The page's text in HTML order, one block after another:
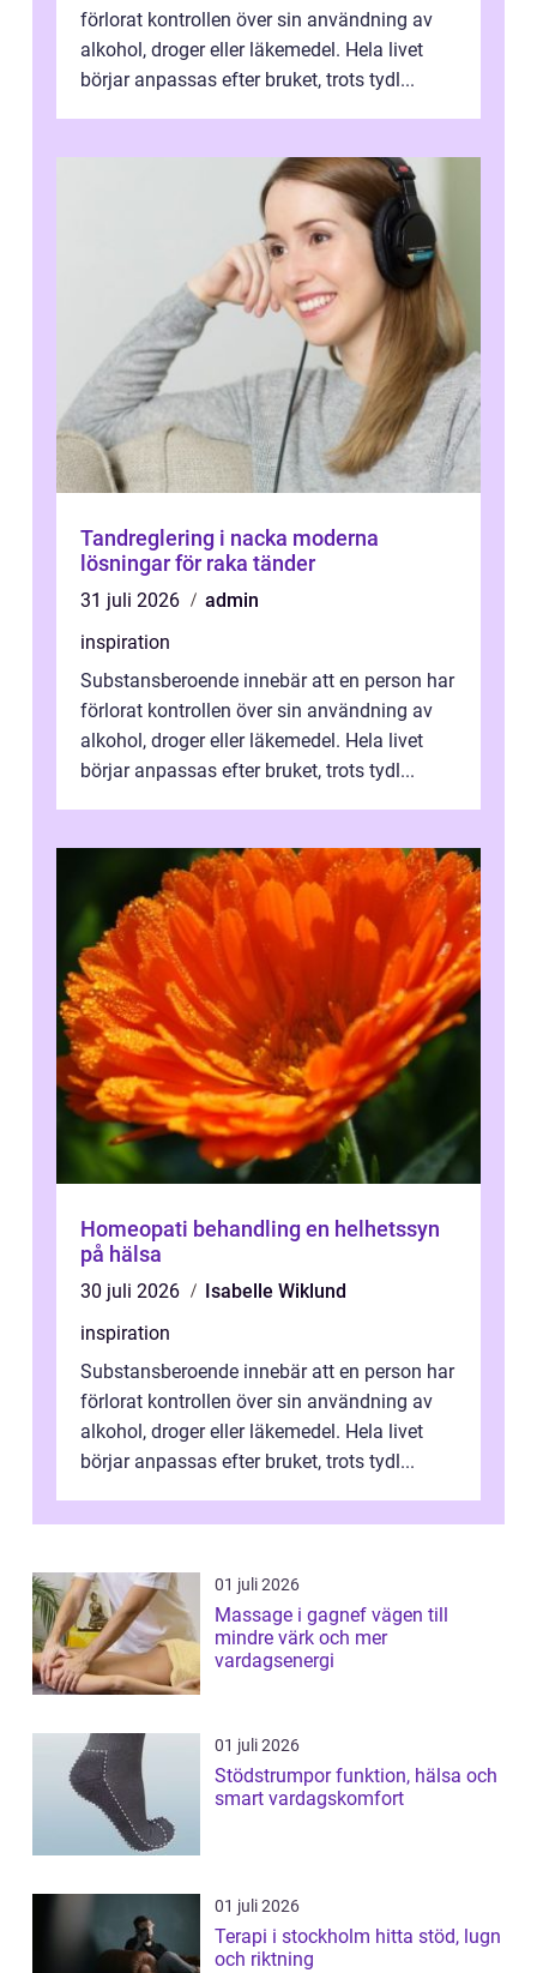
förlorat kontrollen över sin användning av
alkohol, droger eller läkemedel. Hela livet
börjar anpassas efter bruket, trots tydl...
Tandreglering i nacka moderna
lösningar för raka tänder
31 juli 2026
admin
inspiration
Substansberoende innebär att en person har
förlorat kontrollen över sin användning av
alkohol, droger eller läkemedel. Hela livet
börjar anpassas efter bruket, trots tydl...
Homeopati behandling en helhetssyn
på hälsa
30 juli 2026
Isabelle Wiklund
inspiration
Substansberoende innebär att en person har
förlorat kontrollen över sin användning av
alkohol, droger eller läkemedel. Hela livet
börjar anpassas efter bruket, trots tydl...
01 juli 2026
Massage i gagnef vägen till
mindre värk och mer
vardagsenergi
01 juli 2026
Stödstrumpor funktion, hälsa och
smart vardagskomfort
01 juli 2026
Terapi i stockholm hitta stöd, lugn
och riktning